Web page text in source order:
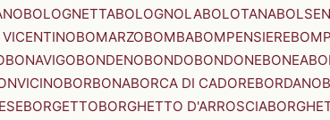
BOLOGNETTABOLOGNOLABOLOTANA
BOMARZOBOMBABOMPENSIERE
BONAVIGOBONDENOBONDOBONDONEBONEA
BORBONABORCA DI CADOREBORDANO
BORGETTOBORGHETTO D'ARROSCIA